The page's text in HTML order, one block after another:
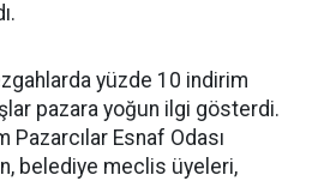
yüzde 10 indirim
pazara yoğun ilgi gösterdi.
Pazarcılar Esnaf Odası
belediye meclis üyeleri,